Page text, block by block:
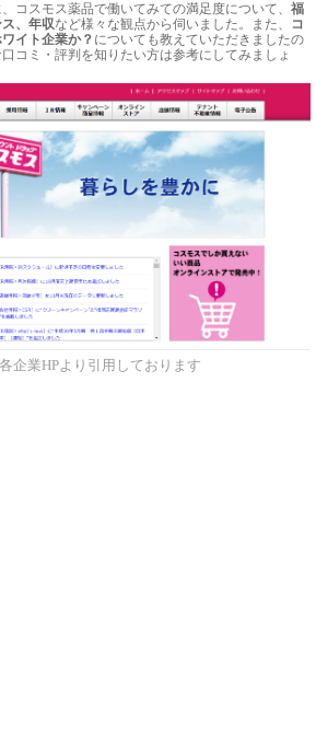
コスモス薬品で働いてみての満足度について、 福
、年収など様々な観点から伺いました。また、
コ
イト企業か？ についても教えていただきましたの
コミ・評判を知りたい方は参考にしてみましょ
企業HPより引用しております